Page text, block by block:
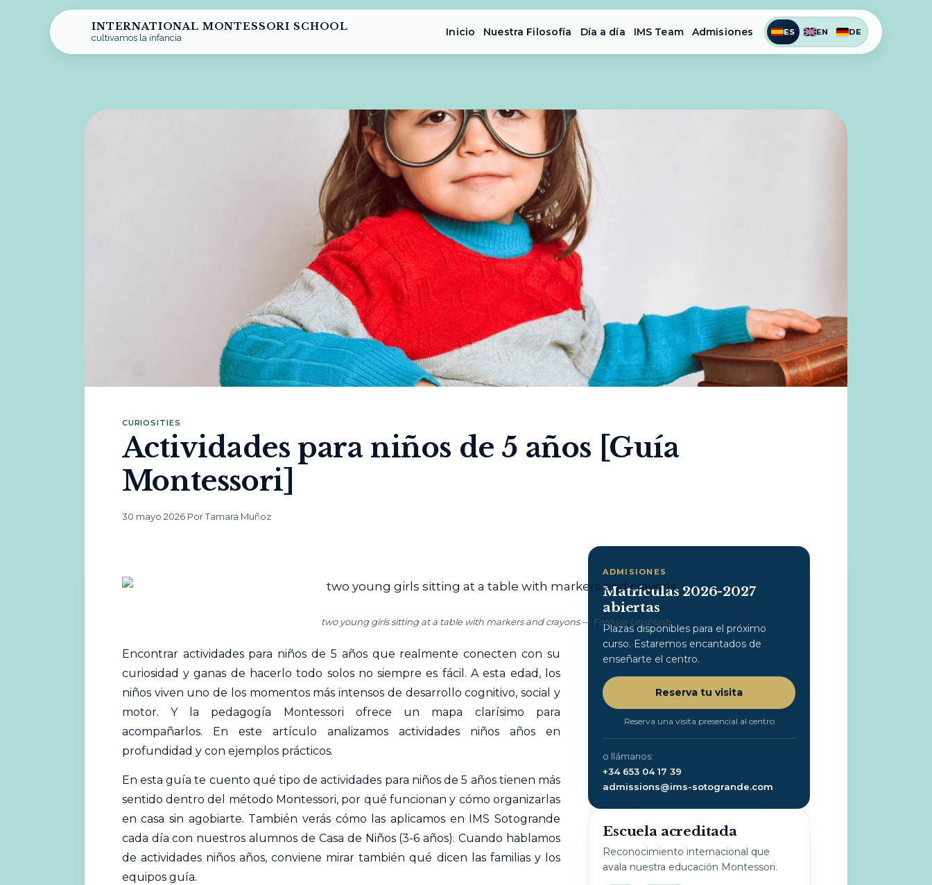
INTERNATIONAL MONTESSORI SCHOOL
cultivamos la infancia Inicio Nuestra Filosofía Día a día IMS Team Admisiones ES EN DE
CURIOSITIES
Actividades para niños de 5 años [Guía
Montessori]
30 mayo 2026·Por Tamara Muñoz
two young girls sitting at a table with markers and crayons — Foto vía Unsplash
Encontrar actividadespara niños de 5 años que realmente conecten con su
curiosidad y ganas de hacerlo todo solos no siempre es fácil. A esta edad, los
niños viven uno de los momentos más intensos de desarrollo cognitivo, social y
motor. Y la pedagogía Montessori ofrece un mapa clarísimo para
acompañarlos. En este artículo analizamos actividadesniños años en
profundidad y con ejemplos prácticos.
En esta guía te cuento qué tipo deactividades para niños de 5 años tienen más
sentido dentro del método Montessori, por qué funcionan y cómo organizarlas
en casa sin agobiarte. También verás cómo las aplicamos en IMS Sotogrande
cada día con nuestros alumnos de Casa de Niños (3-6 años). Cuando hablamos
de actividades niños años, conviene mirar también qué dicen las familias y los
equipos guía.
ADMISIONES
Matrículas 2026-2027
abiertas
Plazas disponibles para el próximo
curso. Estaremos encantados de
enseñarte el centro.
Reserva tu visita
Reserva una visita presencial al centro
o llámanos:
+34 653 04 17 39
admissions@ims-sotogrande.com
Escuela acreditada
Reconocimiento internacional que
avala nuestra educación Montessori.